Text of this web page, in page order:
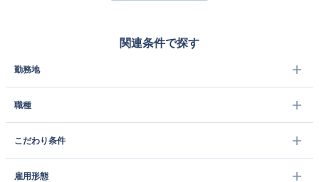
関連条件で探す
勤務地
職種
こだわり条件
雇用形態